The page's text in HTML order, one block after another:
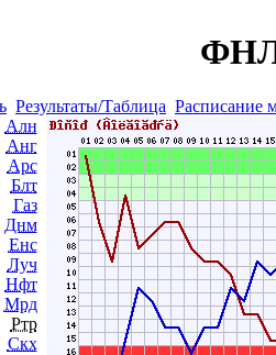
ФНЛ
Результаты/Таблица Расписание
Алн
Анг
Арс
Блт
Газ
Днм
Енс
Луч
Нфт
Мрд
Ртр
Скх